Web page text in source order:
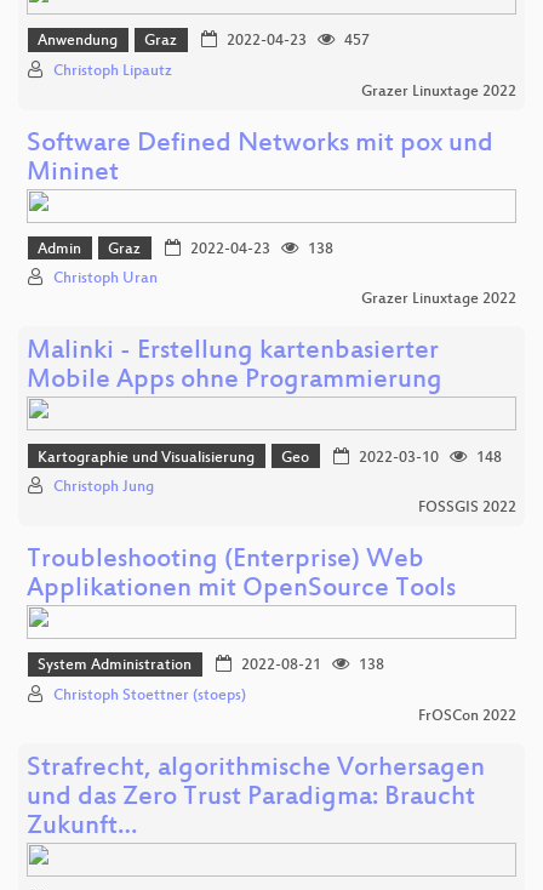
Anwendung Graz 2022-04-23
457
Christoph Lipautz
Grazer Linuxtage 2022
Software Defined Networks mit pox und
Mininet
Admin Graz 2022-04-23
138
Christoph Uran
Grazer Linuxtage 2022
Malinki - Erstellung kartenbasierter
Mobile Apps ohne Programmierung
Kartographie und Visualisierung Geo 2022-03-10
148
Christoph Jung
FOSSGIS 2022
Troubleshooting (Enterprise) Web
Applikationen mit OpenSource Tools
System Administration 2022-08-21
138
Christoph Stoettner (stoeps)
FrOSCon 2022
Strafrecht, algorithmische Vorhersagen
und das Zero Trust Paradigma: Braucht
Zukunft…